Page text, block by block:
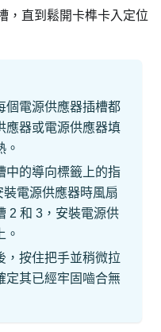
，直到鬆開卡榫卡入定位
個電源供應器插槽都
應器或電源供應器填
。
中的導向標籤上的指
電源供應器時風扇
2 和 3，安裝電源供
。
，按住把手並稍微拉
定其已經牢固嚙合無